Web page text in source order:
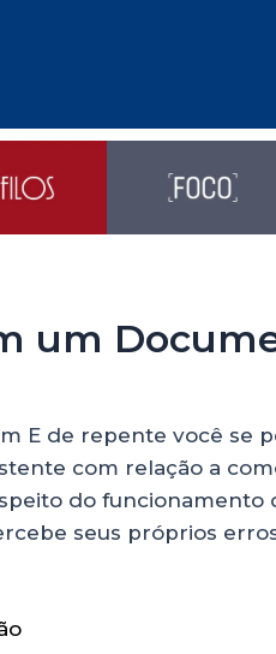
um
E de repente você se
com relação a
do funcionamento
seus próprios